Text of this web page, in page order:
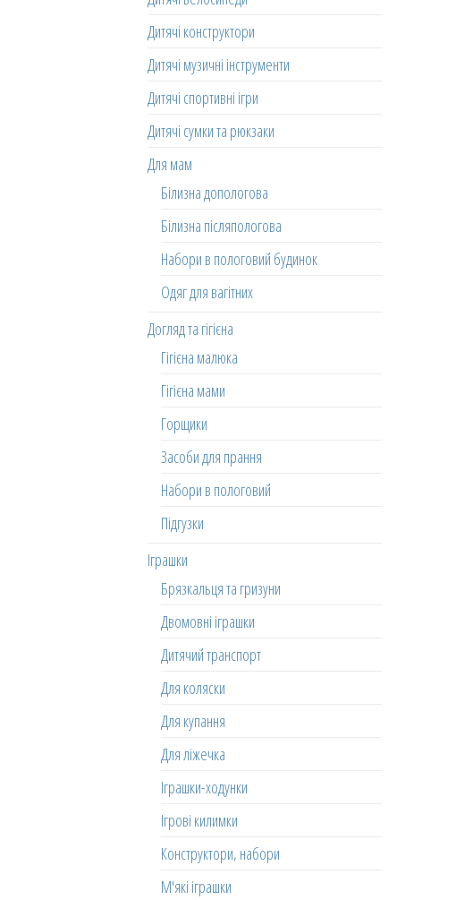
Дитячі конструктори
Дитячі музичні інструменти
Дитячі спортивні ігри
Дитячі сумки та рюкзаки
Для мам
Білизна допологова
Білизна післяпологова
Набори в пологовий будинок
Одяг для вагітних
Догляд та гігієна
Гігієна малюка
Гігієна мами
Горщики
Засоби для прання
Набори в пологовий
Підгузки
Іграшки
Брязкальця та гризуни
Двомовні іграшки
Дитячий транспорт
Для коляски
Для купання
Для ліжечка
Іграшки-ходунки
Ігрові килимки
Конструктори, набори
М'які іграшки